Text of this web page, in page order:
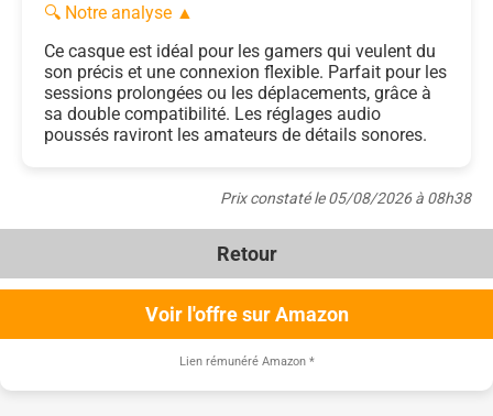
🔍 Notre analyse ▲
Ce casque est idéal pour les gamers qui veulent du
son précis et une connexion flexible. Parfait pour les
sessions prolongées ou les déplacements, grâce à
sa double compatibilité. Les réglages audio
poussés raviront les amateurs de détails sonores.
Prix constaté le 05/08/2026 à 08h38
Retour
Voir l'offre sur Amazon
Lien rémunéré Amazon *